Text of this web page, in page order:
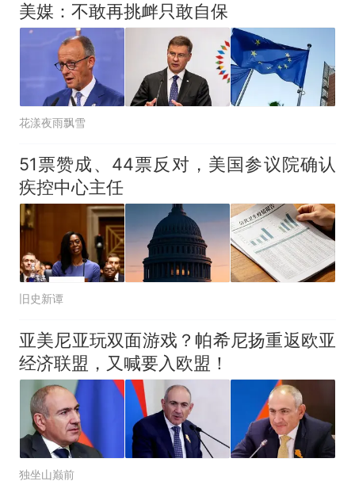
美媒：不敢再挑衅只敢自保
花漾夜雨飘雪
51票赞成、44票反对，美国参议院确认
疾控中心主任
旧史新谭
亚美尼亚玩双面游戏？帕希尼扬重返欧亚
经济联盟，又喊要入欧盟！
独坐山巅前